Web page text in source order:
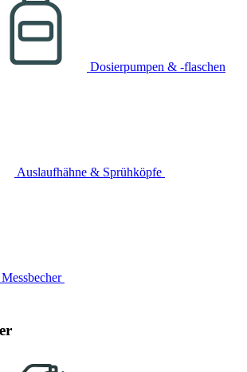
Dosierpumpen & -flaschen
Auslaufhähne & Sprühköpfe
Messbecher